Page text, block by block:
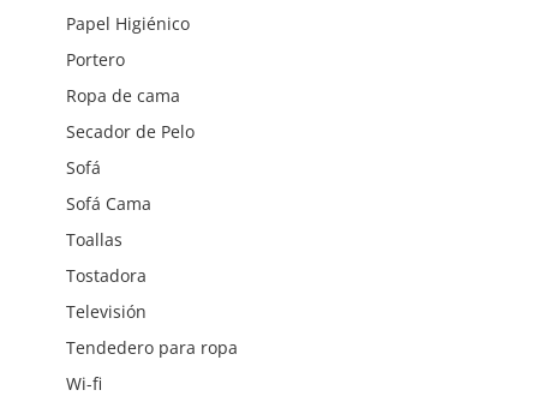
Papel Higiénico
Portero
Ropa de cama
Secador de Pelo
Sofá
Sofá Cama
Toallas
Tostadora
Televisión
Tendedero para ropa
Wi-fi